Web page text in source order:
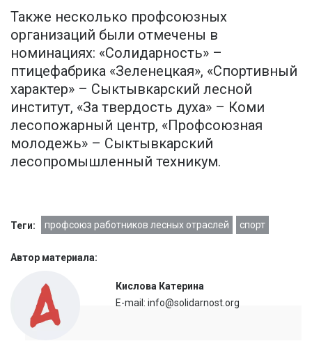
Также несколько профсоюзных
организаций были отмечены в
номинациях: «Солидарность» –
птицефабрика «Зеленецкая», «Спортивный
характер» – Сыктывкарский лесной
институт, «За твердость духа» – Коми
лесопожарный центр, «Профсоюзная
молодежь» – Сыктывкарский
лесопромышленный техникум.
Теги: профсоюз работников лесных отраслей спорт
Автор материала:
Кислова Катерина
E-mail: info@solidarnost.org